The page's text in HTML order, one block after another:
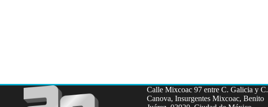
Calle Mixcoac 97 entre C. Galicia y C.
Canova, Insurgentes Mixcoac, Benito